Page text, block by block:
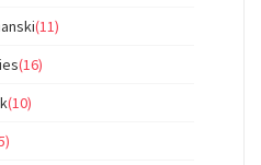
(11)
(16)
(10)